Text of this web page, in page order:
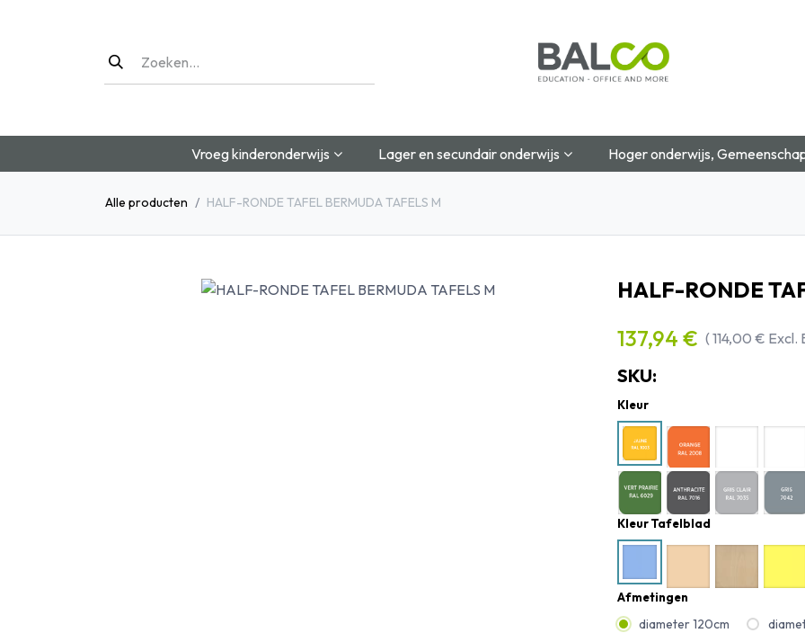
Vroeg kinderonderwijs Lager en secundair onderwijs Hoger onderwijs,
Alle producten HALF-RONDE TAFEL BERMUDA TAFELS M
HALF-RONDE
137,94 € (114,00 € Excl.
SKU:
Kleur
Kleur Tafelblad
Afmetingen
diameter 120cm